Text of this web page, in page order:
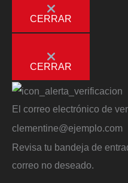
CERRAR
CERRAR
El correo electrónico de
clementine@ejemplo.com
Revisa tu bandeja de
correo no deseado.